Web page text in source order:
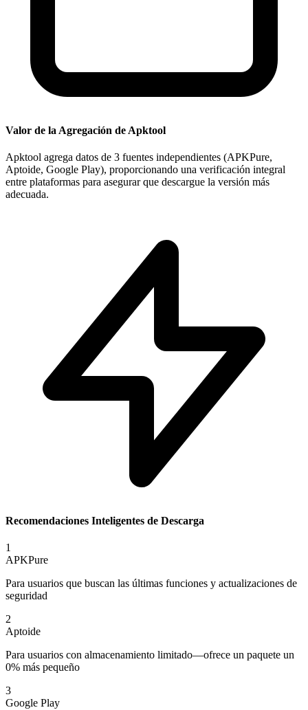
Valor de la Agregación de Apktool
Apktool agrega datos de 3 fuentes independientes (APKPure,
Aptoide, Google Play), proporcionando una verificación integral
entre plataformas para asegurar que descargue la versión más
adecuada.
Recomendaciones Inteligentes de Descarga
1
APKPure
Para usuarios que buscan las últimas funciones y actualizaciones de
seguridad
2
Aptoide
Para usuarios con almacenamiento limitado—ofrece un paquete un
0% más pequeño
3
Google Play